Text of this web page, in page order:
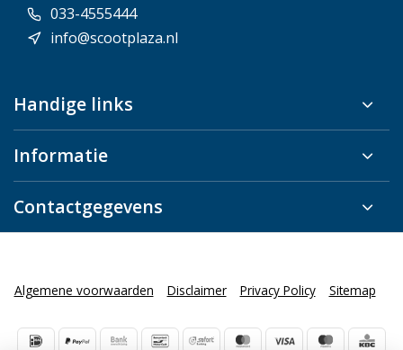
033-4555444
info@scootplaza.nl
Handige links
Informatie
Contactgegevens
Algemene voorwaarden Disclaimer Privacy Policy Sitemap